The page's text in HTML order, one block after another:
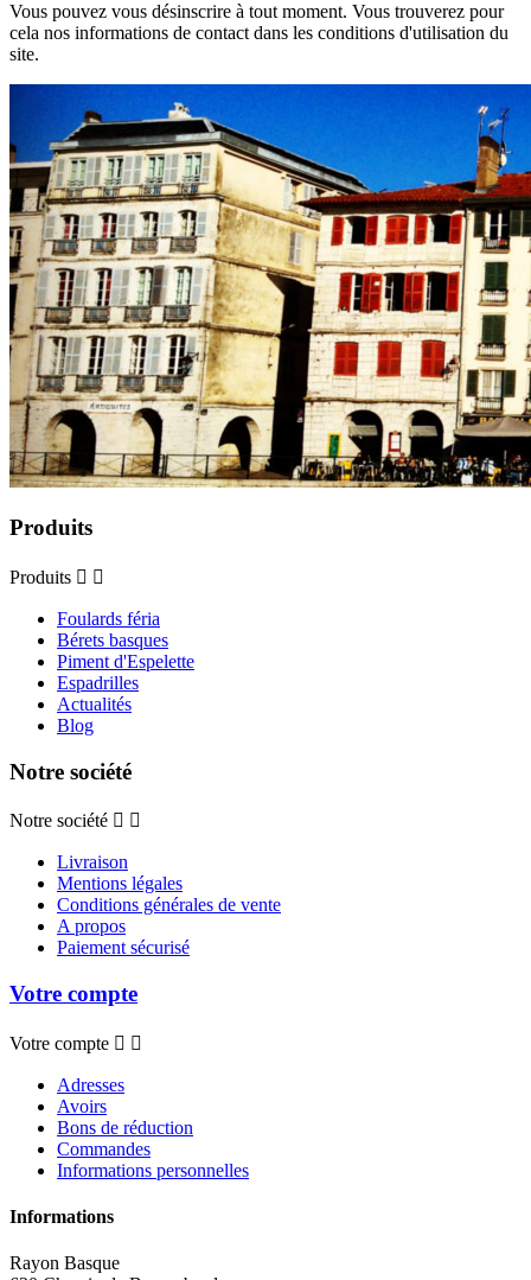
Vous pouvez vous désinscrire à tout moment. Vous trouverez pour
cela nos informations de contact dans les conditions d'utilisation du
site.
Produits
Produits  
Foulards féria
Bérets basques
Piment d'Espelette
Espadrilles
Actualités
Blog
Notre société
Notre société  
Livraison
Mentions légales
Conditions générales de vente
A propos
Paiement sécurisé
Votre compte
Votre compte  
Adresses
Avoirs
Bons de réduction
Commandes
Informations personnelles
Informations
Rayon Basque